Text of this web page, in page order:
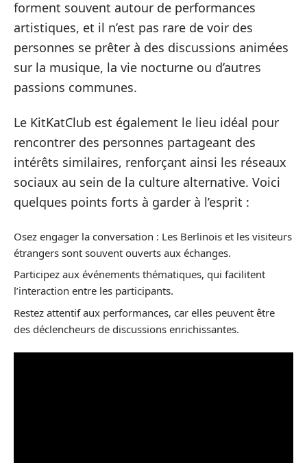
forment souvent autour de performances
artistiques, et il n’est pas rare de voir des
personnes se prêter à des discussions animées
sur la musique, la vie nocturne ou d’autres
passions communes.
Le KitKatClub est également le lieu idéal pour
rencontrer des personnes partageant des
intérêts similaires, renforçant ainsi les réseaux
sociaux au sein de la culture alternative. Voici
quelques points forts à garder à l’esprit :
Osez engager la conversation : Les Berlinois et les visiteurs
étrangers sont souvent ouverts aux échanges.
Participez aux événements thématiques, qui facilitent
l’interaction entre les participants.
Restez attentif aux performances, car elles peuvent être
des déclencheurs de discussions enrichissantes.